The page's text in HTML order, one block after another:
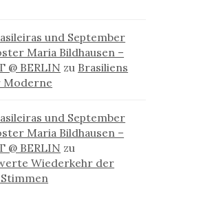
und September
Maria Bildhausen –
@ BERLIN zu Brasiliens
Moderne
und September
Maria Bildhausen –
@ BERLIN zu
Wiederkehr der